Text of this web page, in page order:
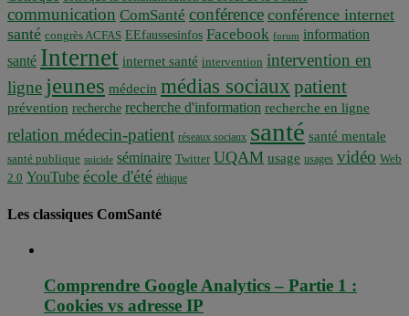
communication ComSanté conférence conférence internet
santé congrès ACFAS EEfaussesinfos Facebook forum information
santé Internet internet santé intervention intervention en
ligne jeunes médecin médias sociaux patient
prévention recherche recherche d'information recherche en ligne
relation médecin-patient réseaux sociaux santé santé mentale
santé publique suicide séminaire Twitter UQAM usage usages vidéo Web
2.0 YouTube école d'été éthique
Les classiques ComSanté
Comprendre Google Analytics – Partie 1 :
Cookies vs adresse IP